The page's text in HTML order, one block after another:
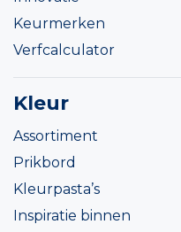
Keurmerken
Verfcalculator
Kleur
Assortiment
Prikbord
Kleurpasta’s
Inspiratie binnen